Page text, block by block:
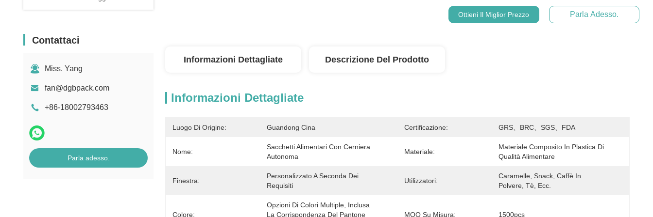
Contattaci
Miss. Yang
fan@dgbpack.com
+86-18002793463
Parla adesso.
Ottieni Il Miglior Prezzo Parla Adesso.
Informazioni Dettagliate Descrizione Del Prodotto
Informazioni Dettagliate
Luogo Di Origine: Guandong Cina Certificazione: GRS、BRC、SGS、FDA
Nome:
Sacchetti Alimentari Con Cerniera
Autonoma
Materiale:
Materiale Composito In Plastica Di
Qualità Alimentare
Finestra:
Personalizzato A Seconda Dei
Requisiti
Utilizzatori:
Caramelle, Snack, Caffè In
Polvere, Tè, Ecc.
Colore:
Opzioni Di Colori Multiple, Inclusa
La Corrispondenza Del Pantone
MOQ Su Misura: 1500pcs